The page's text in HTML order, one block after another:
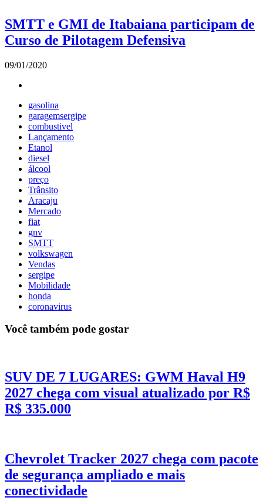
SMTT e GMI de Itabaiana participam de
Curso de Pilotagem Defensiva
09/01/2020
gasolina
garagemsergipe
combustivel
Lançamento
Etanol
diesel
álcool
preço
Trânsito
Aracaju
Mercado
fiat
gnv
SMTT
volkswagen
Vendas
sergipe
Mobilidade
honda
coronavirus
Você também pode gostar
SUV DE 7 LUGARES: GWM Haval H9
2027 chega com visual atualizado por R$
R$ 335.000
Chevrolet Tracker 2027 chega com pacote
de segurança ampliado e mais
conectividade